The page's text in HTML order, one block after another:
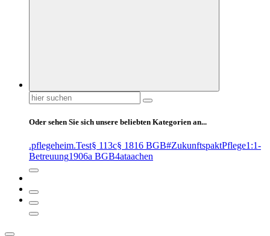
Suchen
nach:
Oder sehen Sie sich unsere beliebten Kategorien an...
.pflegeheim.Test§ 113c§ 1816 BGB#ZukunftspaktPflege1:1-
Betreuung1906a BGB4ataachen